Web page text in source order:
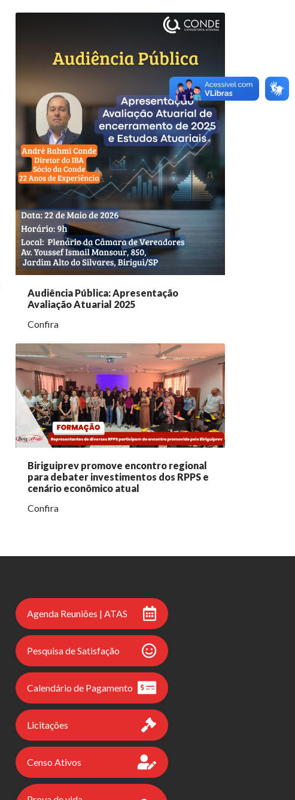
Audiência Pública: Apresentação
Avaliação Atuarial 2025
Confira
Biriguiprev promove encontro regional
para debater investimentos dos RPPS e
cenário econômico atual
Confira
Agenda Reuniões | ATAS
Pesquisa de Satisfação
Calendário de Pagamento
Licitações
Censo Ativos